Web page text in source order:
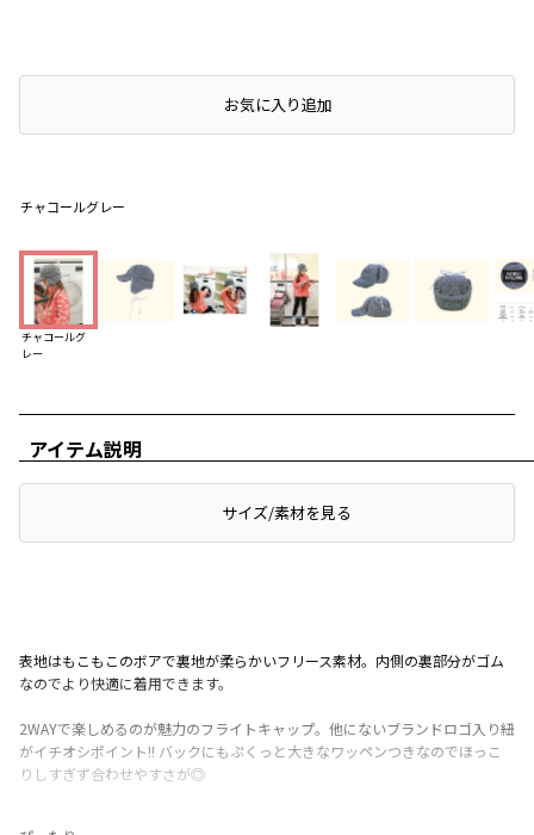
チャコールグレー
チャコールグ
レー
店頭在庫を確認するお気に入り追加
アイテム説明
サイズ/素材を見る
表地はもこもこのボアで裏地が柔らかいフリース素材。内側の裏部分がゴム
なのでより快適に着用できます。
2WAYで楽しめるのが魅力のフライトキャップ。他にないブランドロゴ入り紐
がイチオシポイント!! バックにもぷくっと大きなワッペンつきなのでほっこ
りしすぎず合わせやすさが◎